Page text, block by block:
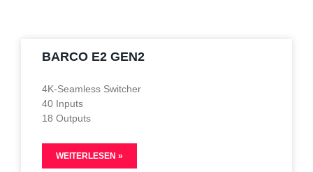
BARCO E2 GEN2
4K-Seamless Switcher
40 Inputs
18 Outputs
WEITERLESEN »